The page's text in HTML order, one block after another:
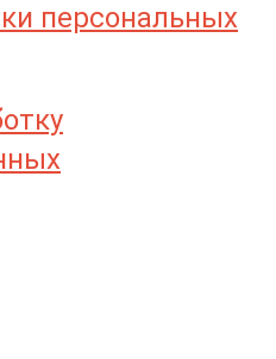
персональных